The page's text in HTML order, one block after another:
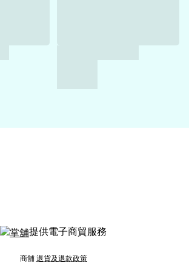
提供電子商貿服務
商舖 退貨及退款政策